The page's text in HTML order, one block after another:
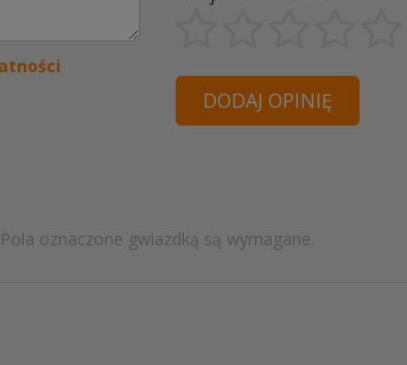
DODAJ OPINIĘ
Pola oznaczone gwiazdką są wymagane.